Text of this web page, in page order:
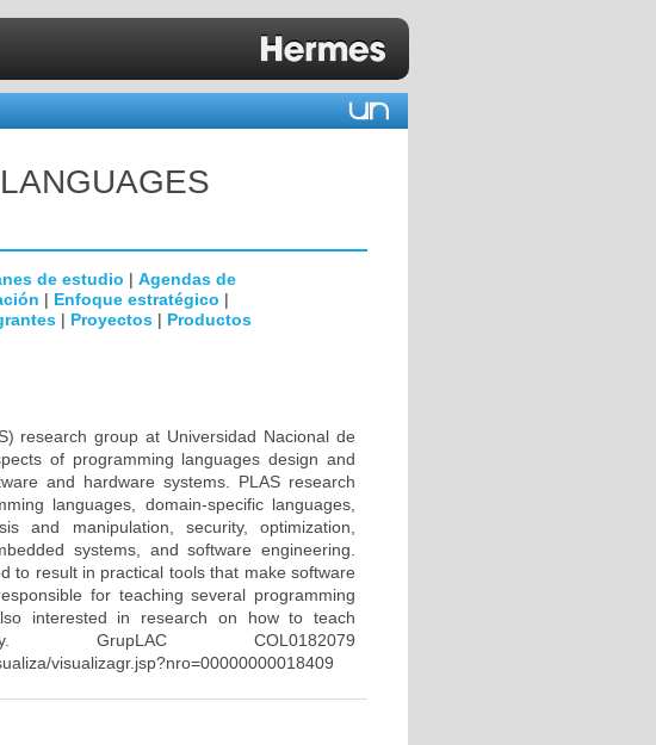
de estudio | Agendas de
| Enfoque estratégico |
| Proyectos | Productos
research group at Universidad Nacional de
of programming languages design and
and hardware systems. PLAS research
languages, domain-specific languages,
and manipulation, security, optimization,
systems, and software engineering.
to result in practical tools that make software
for teaching several programming
interested in research on how to teach
GrupLAC COL0182079
visualizagr.jsp?nro=00000000018409